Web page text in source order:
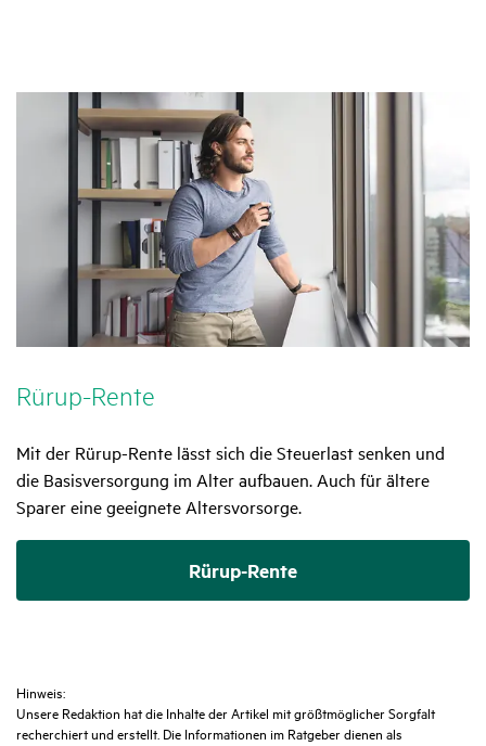
Rürup-Rente
Mit der Rürup-Rente lässt sich die Steuerlast senken und
die Basisversorgung im Alter aufbauen. Auch für ältere
Sparer eine geeignete Altersvorsorge.
Rürup-Rente
Hinweis:
Unsere Redaktion hat die Inhalte der Artikel mit größtmöglicher Sorgfalt
recherchiert und erstellt. Die Informationen im Ratgeber dienen als